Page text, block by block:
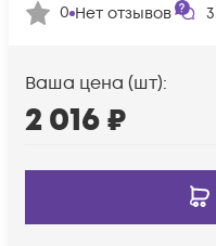
0 Нет отзывов 3
Ваша цена (шт):
2 016₽